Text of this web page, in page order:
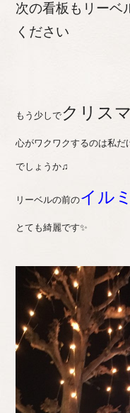
次の看板もリーベ
ください
もう少しでクリス
心がワクワクするのは私だ
でしょうか♫
リーベルの前のイル
とても綺麗です✨